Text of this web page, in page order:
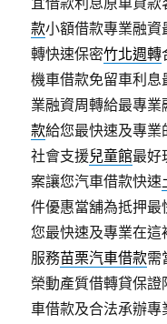
款小額借款專業融資
轉快速保密竹北週轉
機車借款免留車利息
業融資周轉給最專
款給您最快速及專
社會支援兒童館最好
案讓您汽車借款快速
件優惠當舖為抵押
您最快速及專業在
服務苗栗汽車借款需
榮動產質借轉貸保證
車借款及合法承辦